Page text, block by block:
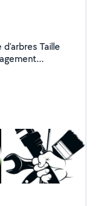
Karcher
devis et
toute question,
des